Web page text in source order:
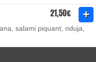
21,50€
salami piquant, nduja,